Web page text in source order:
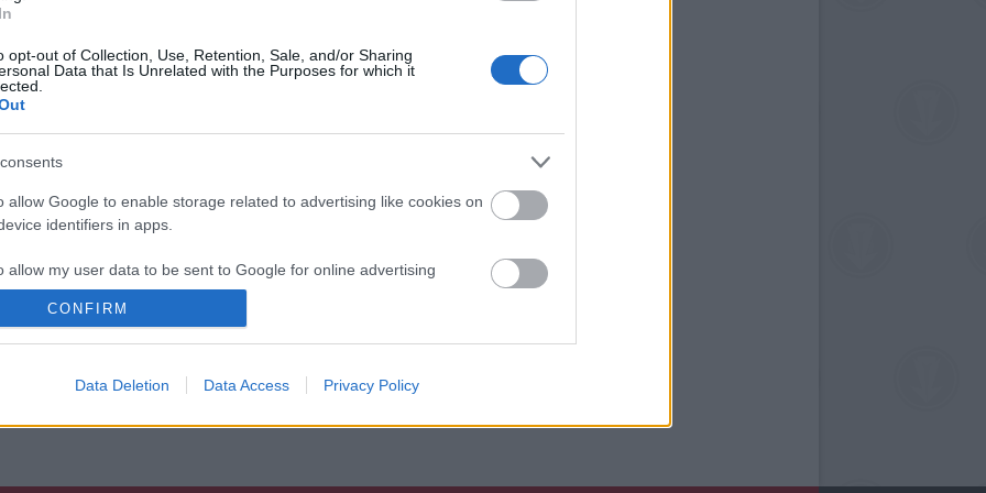
opt-out of Collection, Use, Retention, Sale, and/or Sharing
Data that Is Unrelated with the Purposes for which it
allow Google to enable storage related to advertising like cookies on
identifiers in apps.
allow my user data to be sent to Google for online advertising
allow Google to enable storage related to analytics like cookies on
CONFIRM
Data Deletion Data Access Privacy Policy
„AZ EMBERT
EMBERRÉ
TETTE…” –
ZÁRT
A DOMBOS FEST
ETNOFON AZ I.
„NEM TÖBB
HANEM EGY
a blog szerkesztőjéhez. Részletek aFelhasználási feltételekbenés azadatvédelmi